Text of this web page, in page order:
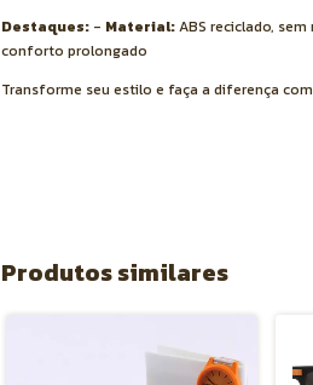
Destaques: - Material:ABS reciclado,
conforto prolongado
Transforme seu estilo e faça a diferença
Produtos similares